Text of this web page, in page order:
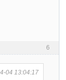
6
04 13:04:17